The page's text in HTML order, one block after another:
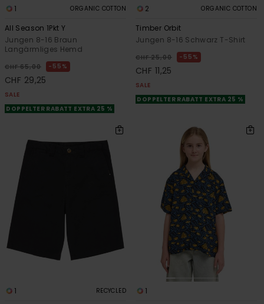
1 ORGANIC COTTON
All Season 1Pkt Y
Jungen 8-16 Braun
Langärmliges Hemd
CHF 65,00 55%
CHF 29,25
SALE
DOPPELTER RABATT EXTRA 25 %
2 ORGANIC COTTON
Timber Orbit
Jungen 8-16 Schwarz T-Shirt
CHF 25,00 55%
CHF 11,25
SALE
DOPPELTER RABATT EXTRA 25 %
1 RECYCLED
1